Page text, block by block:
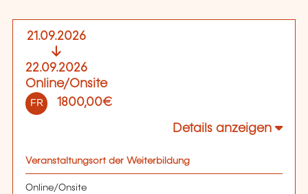
21.09.2026
22.09.2026
Online/Onsite
FR 1800,00€
Details anzeigen
Veranstaltungsort der Weiterbildung
Online/Onsite